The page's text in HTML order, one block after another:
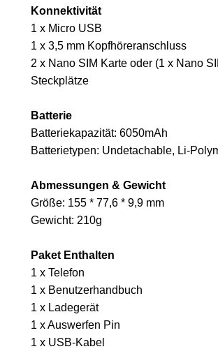
Konnektivität
1 x Micro USB
1 x 3,5 mm Kopfhöreranschluss
2 x Nano SIM Karte oder (1 x Nano
Steckplätze
Batterie
Batteriekapazität: 6050mAh
Batterietypen: Undetachable, Li-
Abmessungen & Gewicht
Größe: 155 * 77,6 * 9,9 mm
Gewicht: 210g
Paket Enthalten
1 x Telefon
1 x Benutzerhandbuch
1 x Ladegerät
1 x Auswerfen Pin
1 x USB-Kabel